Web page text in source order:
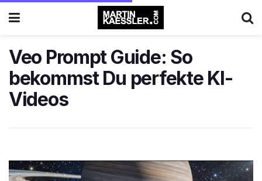
Veo Prompt Guide: So
bekommst Du perfekte KI-
Videos